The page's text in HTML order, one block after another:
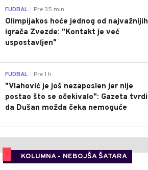
FUDBAL Pre 35 min
Olimpijakos hoće jednog od najvažnijih
igrača Zvezde: "Kontakt je već
uspostavljen"
FUDBAL Pre 1 h
"Vlahović je još nezaposlen jer nije
postao što se očekivalo": Gazeta tvrdi
da Dušan možda čeka nemoguće
KOLUMNA - NEBOJŠA ŠATARA